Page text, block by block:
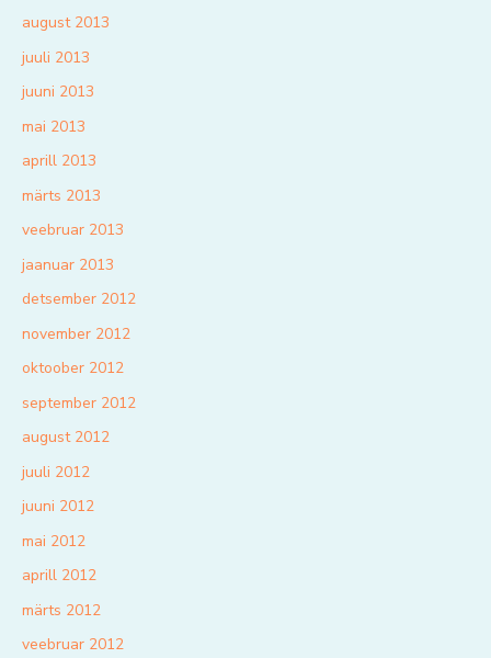
august 2013
juuli 2013
juuni 2013
mai 2013
aprill 2013
märts 2013
veebruar 2013
jaanuar 2013
detsember 2012
november 2012
oktoober 2012
september 2012
august 2012
juuli 2012
juuni 2012
mai 2012
aprill 2012
märts 2012
veebruar 2012